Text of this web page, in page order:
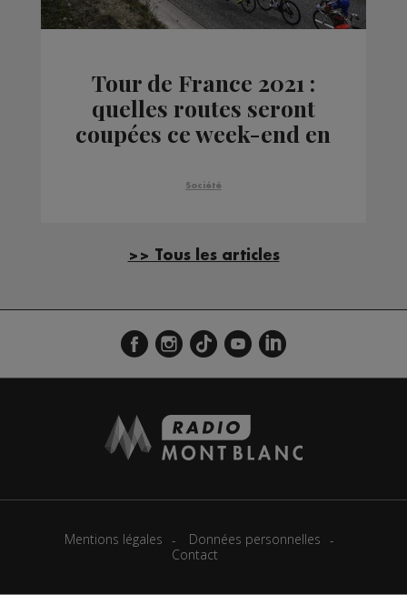
Tour de France 2021 :
quelles routes seront
coupées ce week-end en
Société
>> Tous les articles
Mentions légales
Données personnelles
Contact